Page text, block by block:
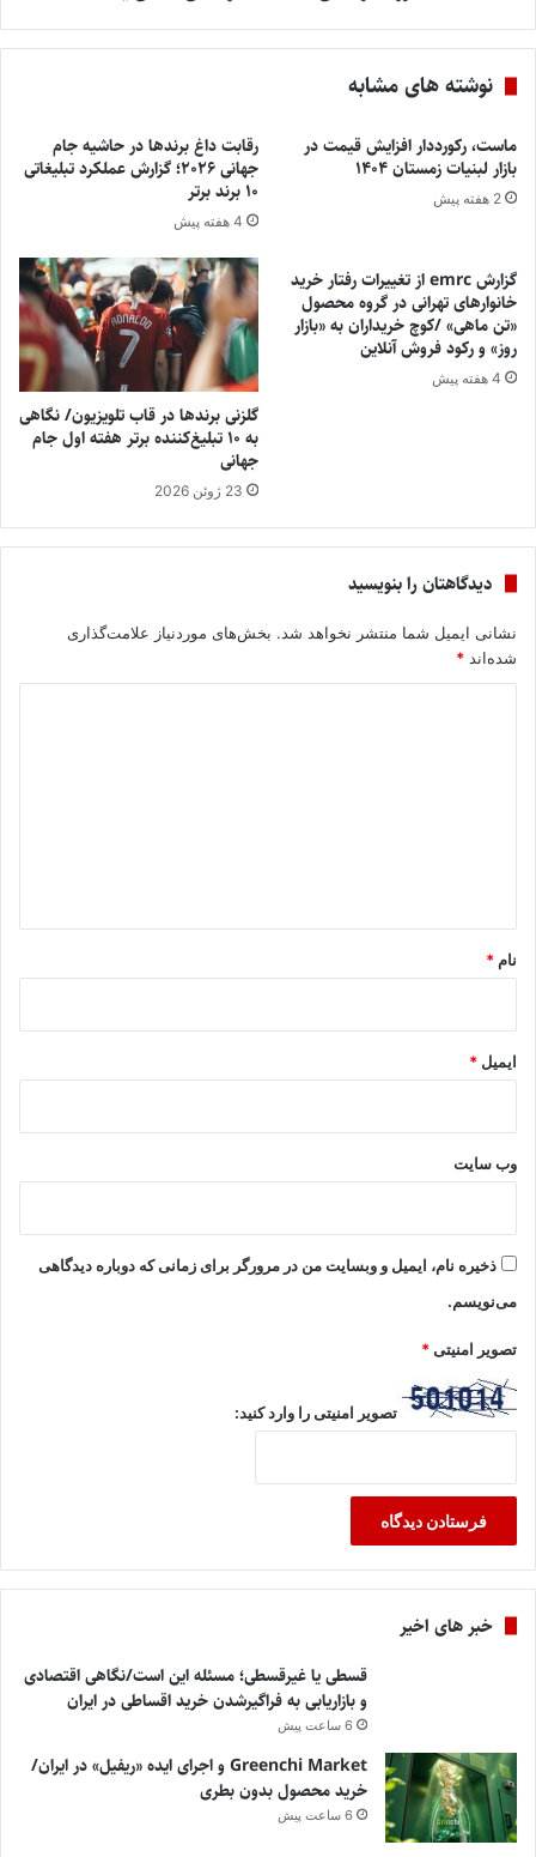
نوشته های مشابه
ماست، رکورددار افزایش قیمت در
بازار لبنیات زمستان ۱۴۰۴
2 هفته پیش
رقابت داغ برندها در حاشیه جام
جهانی ۲۰۲۶؛ گزارش عملکرد تبلیغاتی
۱۰ برند برتر
4 هفته پیش
گزارش emrc از تغییرات رفتار خرید
خانوارهای تهرانی در گروه محصول
«تن ماهی» /کوچ خریداران به «بازار
روز» و رکود فروش آنلاین
4 هفته پیش
گلزنی برندها در قاب تلویزیون/ نگاهی
به ۱۰ تبلیغ‌کننده برتر هفته اول جام
جهانی
23 ژوئن 2026
دیدگاهتان را بنویسید
نشانی ایمیل شما منتشر نخواهد شد. بخش‌های موردنیاز علامت‌گذاری
شده‌اند *
نام *
ایمیل *
وب‌ سایت
ذخیره نام، ایمیل و وبسایت من در مرورگر برای زمانی که دوباره دیدگاهی
می‌نویسم.
تصویر امنیتی*
تصویر امنیتی را وارد کنید:
خبر های اخیر
قسطی یا غیرقسطی؛ مسئله این است/نگاهی اقتصادی
و بازاریابی به فراگیرشدن خرید اقساطی در ایران
6 ساعت پیش
Greenchi Market و اجرای ایده «ریفیل» در ایران/
خرید محصول بدون بطری
6 ساعت پیش